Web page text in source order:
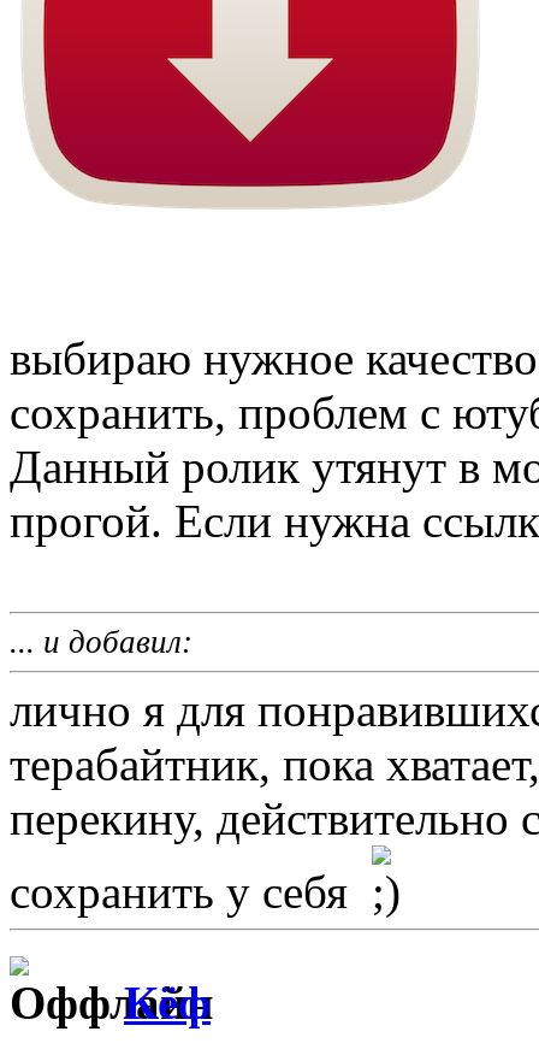
выбираю нужное
сохранить, проблем с
Данный ролик утянут в
прогой. Если нужна
... и добавил:
лично я для
терабайтник, пока
перекину,
сохранить у себя
Кёф